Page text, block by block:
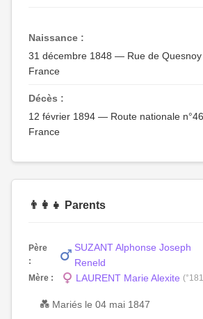
Naissance :
31 décembre 1848 — Rue de Quesnoy
France
Décès :
12 février 1894 — Route nationale
France
👨‍👩‍👧 Parents
Père
:
SUZANT Alphonse Joseph
Reneld
Mère :
LAURENT Marie Alexite
💑 Mariés le 04 mai 1847